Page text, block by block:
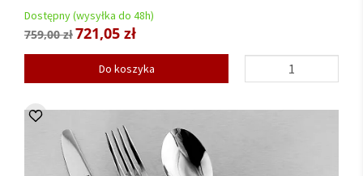
Dostępny (wysyłka do 48h)
759,00 zł721,05 zł
Do koszyka